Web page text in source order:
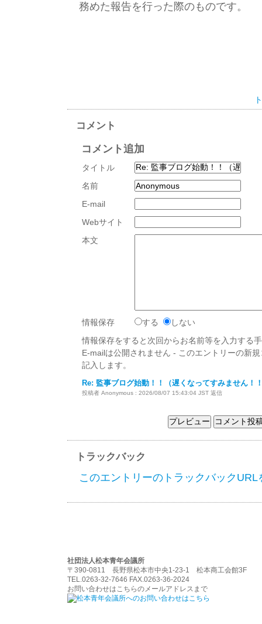
務めた報告を行った際のものです。
コメント
コメント追加
タイトル
名前
E-mail
Webサイト
本文
情報保存 する
しない
情報保存をすると次回からお名前等を入力する
E-mailは公開されません - このエントリーの新
記入します。
Re: 監事ブログ始動！！（遅くなってすみません！
投稿者 Anonymous : 2026/08/07 15:43:04 JST 返信
トラックバック
このエントリーのトラックバックURL
社団法人松本青年会議所
〒390-0811 長野県松本市中央1-23-1 松本商工会館3F
TEL.0263-32-7646 FAX.0263-36-2024
お問い合わせはこちらのメールアドレスまで